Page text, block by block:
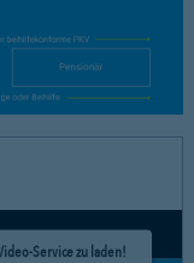
Service zu laden!